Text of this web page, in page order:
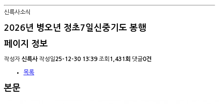
신륵사소식
2026년 병오년 정초7일신중기도 봉행
페이지 정보
작성자 신륵사 작성일25-12-30 13:39 조회 1,431회 댓글0건
목록
본문